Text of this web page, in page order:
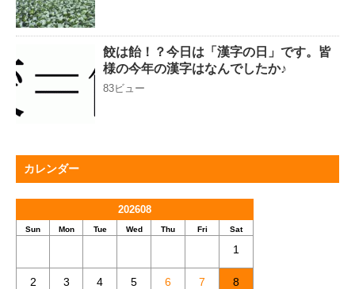
餃は飴！？今日は「漢字の日」です。皆
様の今年の漢字はなんでしたか♪
83ビュー
カレンダー
202608
Sun Mon Tue Wed Thu Fri Sat
1
2 3 4 5 6 7 8